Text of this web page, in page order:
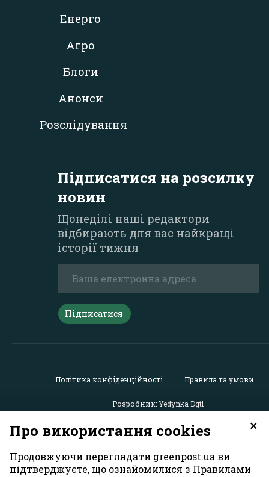
Енерго
Агро
Блоги
Анонси
Розслідування
Підписатися на розсилку
новин
Щонеділі наші редактори
відбирають для вас найкращі
історії тижня
Підписатися
Політика конфіденційності Правила та умови
Розробник: Yedynka Dgtl
використовуватися іншими користувачами
обов’язковим активним гіперпосиланням на
×
Про використання cookies
Продовжуючи переглядати greenpost.ua ви
підтверджуєте, що ознайомилися з Правилами